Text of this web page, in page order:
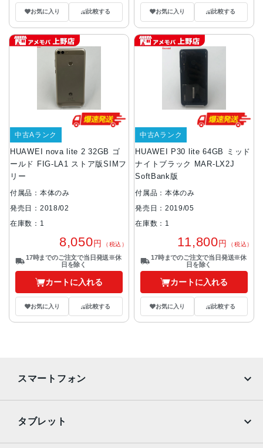
お気に入り 比較する お気に入り 比較する
HUAWEI nova lite 2 32GB ゴ
ールド FIG-LA1 ストア版SIMフ
リー
中古Aランク
付属品：本体のみ
発売日：2018/02
在庫数：1
8,050円 （税込）
17時までのご注文で当日発送※休
日を除く
カートに入れる
お気に入り 比較する
HUAWEI P30 lite 64GB ミッド
ナイトブラック MAR-LX2J
SoftBank版
中古Aランク
付属品：本体のみ
発売日：2019/05
在庫数：1
11,800円 （税込）
17時までのご注文で当日発送※休
日を除く
カートに入れる
お気に入り 比較する
スマートフォン
タブレット